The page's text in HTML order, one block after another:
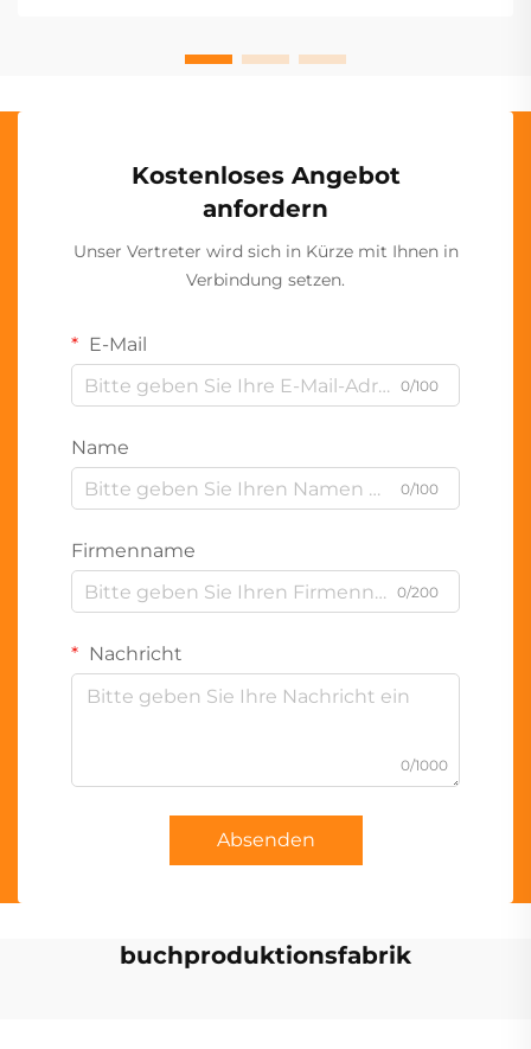
Kostenloses Angebot
anfordern
Unser Vertreter wird sich in Kürze mit Ihnen in
Verbindung setzen.
E-Mail
0/100
Name
0/100
Firmenname
0/200
Nachricht
0/1000
Absenden
buchproduktionsfabrik